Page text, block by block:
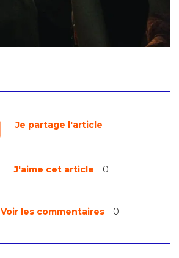
Je partage l'article
J'aime cet article 0
Voir les commentaires 0